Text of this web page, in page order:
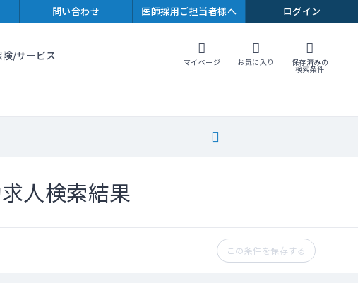
問い合わせ 医師採用ご担当者様へ ログイン
険/サービス マイページ お気に入り 保存済みの
検索条件
人検索結果
この条件を保存する